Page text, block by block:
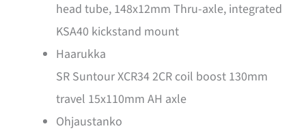
head tube, 148x12mm Thru-axle, integrated
KSA40 kickstand mount
Haarukka
SR Suntour XCR34 2CR coil boost 130mm
travel 15x110mm AH axle
Ohjaustanko